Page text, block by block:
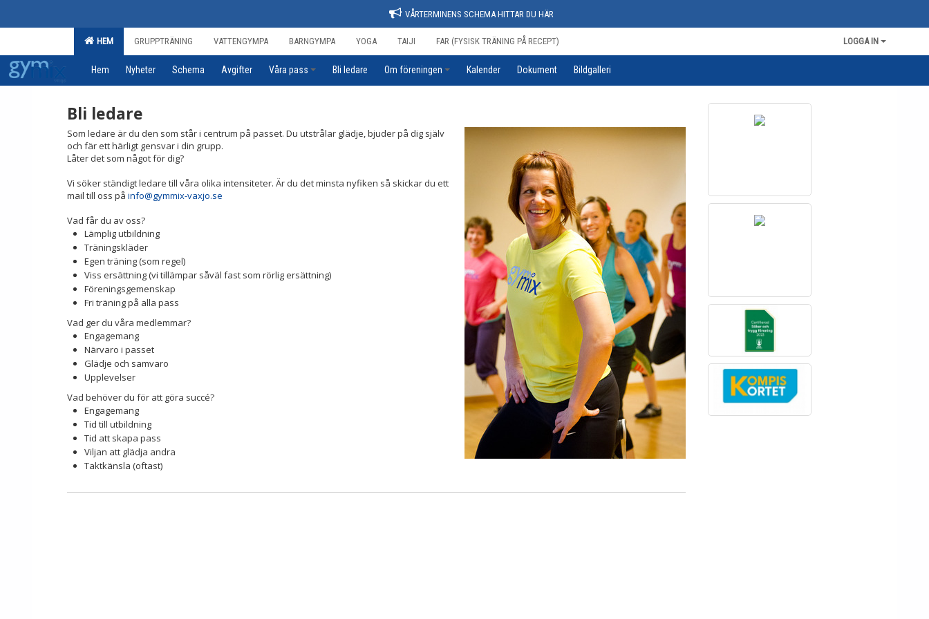
VÅRTERMINENS SCHEMA HITTAR DU HÄR
HEM GRUPPTRÄNING VATTENGYMPA BARNGYMPA YOGA TAIJI FAR (FYSISK TRÄNING PÅ RECEPT) LOGGA IN
Hem Nyheter Schema Avgifter Våra pass Bli ledare Om föreningen Kalender Dokument Bildgalleri
Bli ledare
Som ledare är du den som står i centrum på passet. Du utstrålar glädje, bjuder på dig själv
och fär ett härligt gensvar i din grupp.
Låter det som något för dig?
Vi söker ständigt ledare till våra olika intensiteter. Är du det minsta nyfiken så skickar du ett
mail till oss på info@gymmix-vaxjo.se
Vad får du av oss?
Lämplig utbildning
Träningskläder
Egen träning (som regel)
Viss ersättning (vi tillämpar såväl fast som rörlig ersättning)
Föreningsgemenskap
Fri träning på alla pass
Vad ger du våra medlemmar?
Engagemang
Närvaro i passet
Glädje och samvaro
Upplevelser
Vad behöver du för att göra succé?
Engagemang
Tid till utbildning
Tid att skapa pass
Viljan att glädja andra
Taktkänsla (oftast)